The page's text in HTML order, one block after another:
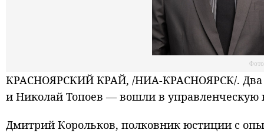
КРАСНОЯРСКИЙ КРАЙ, /НИА-КРАСНОЯРСК/. Два
и Николай Топоев — вошли в управленческую
Дмитрий Корольков, полковник юстиции с